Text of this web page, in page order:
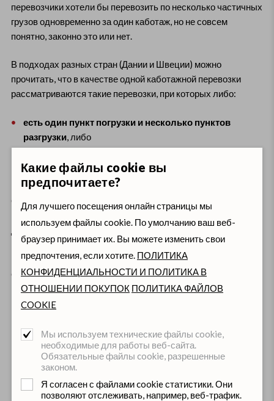
перевозчики хотели бы перевозить по несколько частичных
грузов одновременно за один каботаж, но не совсем
понятно, законно это или нет.
В подходах разных стран (Дании и Швеции) можно
прочитать, что в качестве одной каботажной перевозки
рассматриваются такие перевозки, при которых либо:
есть один пункт погрузки и несколько пунктов
разгрузки, либо
разгрузки.
Определяющим фактором служат данные
документации.
Безопаснее всего при перевозке частичных грузов
соблюдать следующий принцип, сформулированный
шведской полицией:
пункта погрузки – погрузка должна происходить у
того же грузоотправителя, который указан в
международной транспортной накладной (CMR);
При наличии нескольких пунктов погрузки и одного
пункта разгрузки – разгрузка должна происходить у
Какие файлы cookie вы
предпочитаете?
Для лучшего посещения онлайн страницы мы
используем файлы cookie. По умолчанию ваш веб-
браузер принимает их. Вы можете изменить свои
предпочтения, если хотите. ПОЛИТИКА
КОНФИДЕНЦИАЛЬНОСТИ И ПОЛИТИКА В
ОТНОШЕНИИ ПОКУПОК ПОЛИТИКА ФАЙЛОВ
COOKIE
Мы используем технические файлы cookie,
необходимые для работы веб-сайта.
Обязательные файлы cookie, разрешенные
законом.
Я согласен с файлами cookie статистики. Они
позволяют отслеживать, например, веб-трафик.